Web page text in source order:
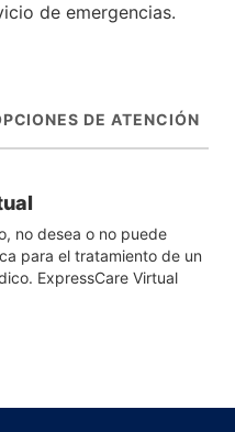
de emergencias.
DE ATENCIÓN
no desea o no puede
para el tratamiento de un
ExpressCare Virtual